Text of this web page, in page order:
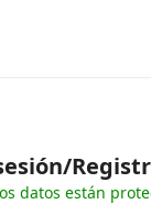
datos están